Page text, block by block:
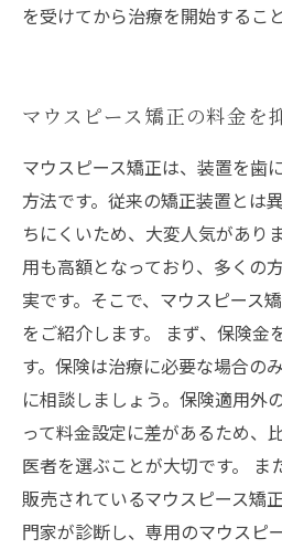
を受けてから治療を開始するこ
マウスピース矯正の料金を
マウスピース矯正は、装置を歯
方法です。従来の矯正装置とは
ちにくいため、大変人気があり
用も高額となっており、多くの
実です。そこで、マウスピース
をご紹介します。 まず、保険金
す。保険は治療に必要な場合の
に相談しましょう。保険適用外
って料金設定に差があるため、
医者を選ぶことが大切です。 ま
販売されているマウスピース矯
門家が診断し、専用のマウスピ